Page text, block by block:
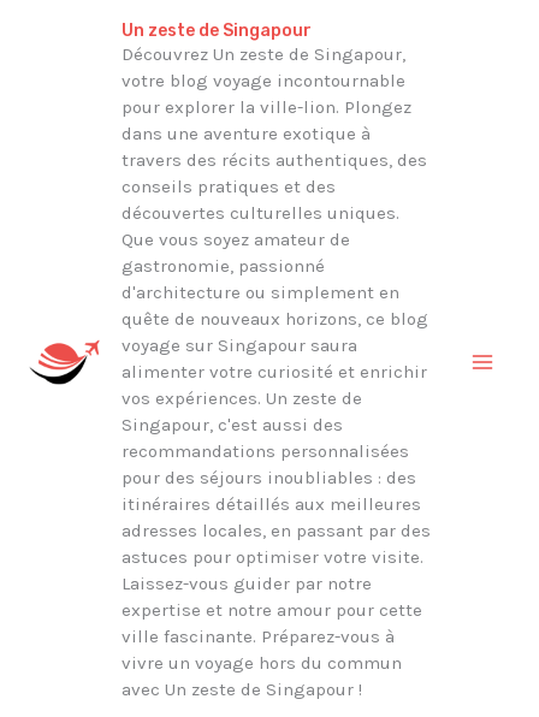
Un zeste de Singapour
Découvrez Un zeste de Singapour,
votre blog voyage incontournable
pour explorer la ville-lion. Plongez
dans une aventure exotique à
travers des récits authentiques, des
conseils pratiques et des
découvertes culturelles uniques.
Que vous soyez amateur de
gastronomie, passionné
d'architecture ou simplement en
quête de nouveaux horizons, ce blog
voyage sur Singapour saura
alimenter votre curiosité et enrichir
vos expériences. Un zeste de
Singapour, c'est aussi des
recommandations personnalisées
pour des séjours inoubliables : des
itinéraires détaillés aux meilleures
adresses locales, en passant par des
astuces pour optimiser votre visite.
Laissez-vous guider par notre
expertise et notre amour pour cette
ville fascinante. Préparez-vous à
vivre un voyage hors du commun
avec Un zeste de Singapour !
Rechercher